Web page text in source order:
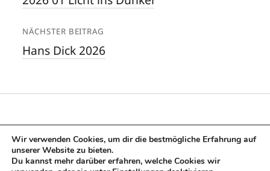
NÄCHSTER BEITRAG
Hans Dick 2026
Wir verwenden Cookies, um dir die bestmögliche Erfahrung auf
unserer Website zu bieten.
Du kannst mehr darüber erfahren, welche Cookies wir